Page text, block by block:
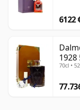
6122
1928
70cl •